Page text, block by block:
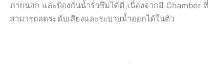
ภายนอก และป้องกันน้ำรั่วซึมได้ดี เนื่องจากมี Chamber ที่
สามารถลดระดับเสียงและระบายน้ำออกได้ในตัว